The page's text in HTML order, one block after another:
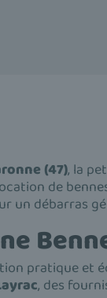
(47), la
de
un débarras
pratique et
, des